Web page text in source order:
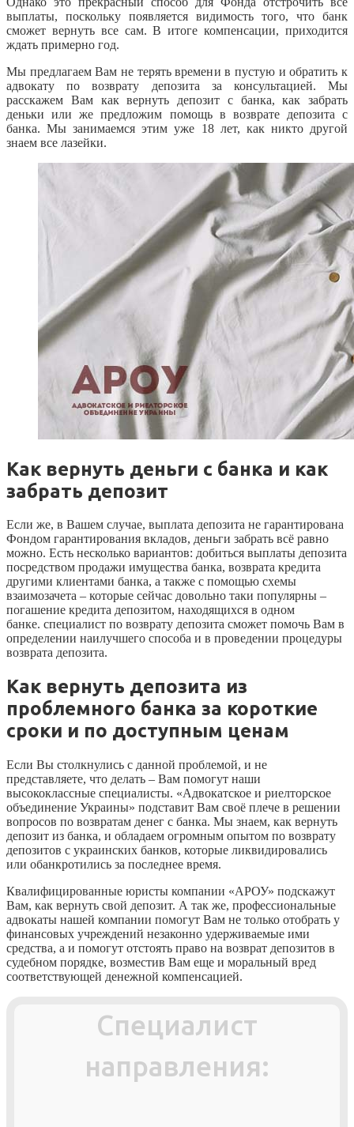
выплаты, поскольку появляется видимость того, что банк
сможет вернуть все сам. В итоге компенсации, приходится
ждать примерно год.
Мы предлагаем Вам не терять времени в пустую и обратить к
адвокату по возврату депозита за консультацией. Мы
расскажем Вам как вернуть депозит с банка, как забрать
деньки или же предложим помощь в возврате депозита с
банка. Мы занимаемся этим уже 18 лет, как никто другой
знаем все лазейки.
Как вернуть деньги с банка и как
забрать депозит
Если же, в Вашем случае, выплата депозита не гарантирована
Фондом гарантирования вкладов, деньги забрать всё равно
можно. Есть несколько вариантов: добиться выплаты депозита
посредством продажи имущества банка, возврата кредита
другими клиентами банка, а также с помощью схемы
взаимозачета – которые сейчас довольно таки популярны –
погашение кредита депозитом, находящихся в одном
банке. специалист по возврату депозита сможет помочь Вам в
определении наилучшего способа и в проведении процедуры
возврата депозита.
Как вернуть депозита из
проблемного банка за короткие
сроки и по доступным ценам
Если Вы столкнулись с данной проблемой, и не
представляете, что делать – Вам помогут наши
высококлассные специалисты. «Адвокатское и риелторское
объединение Украины» подставит Вам своё плече в решении
вопросов по возвратам денег с банка. Мы знаем, как вернуть
депозит из банка, и обладаем огромным опытом по возврату
депозитов с украинских банков, которые ликвидировались
или обанкротились за последнее время.
Квалифицированные юристы компании «АРОУ» подскажут
Вам, как вернуть свой депозит. А так же, профессиональные
адвокаты нашей компании помогут Вам не только отобрать у
финансовых учреждений незаконно удерживаемые ими
средства, а и помогут отстоять право на возврат депозитов в
судебном порядке, возместив Вам еще и моральный вред
соответствующей денежной компенсацией.
Специалист
направления: